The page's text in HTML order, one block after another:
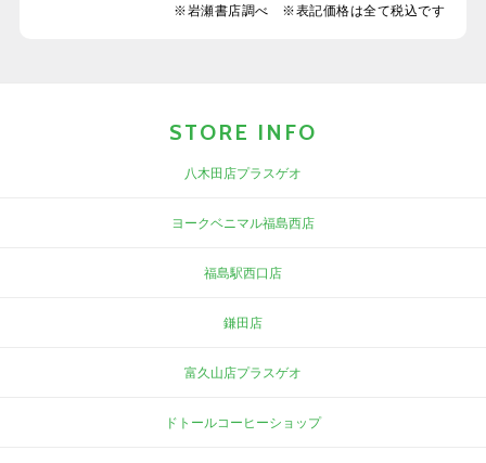
※岩瀬書店調べ ※表記価格は全て税込です
STORE INFO
八木田店プラスゲオ
ヨークベニマル福島西店
福島駅西口店
鎌田店
富久山店プラスゲオ
ドトールコーヒーショップ